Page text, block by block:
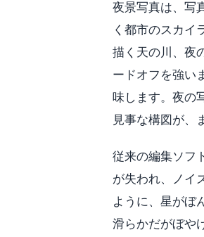
夜景写真は、写
く都市のスカイ
描く天の川、夜
ードオフを強い
味します。夜の
見事な構図が、
従来の編集ソフ
が失われ、ノイ
ように、星がぼ
滑らかだがぼや